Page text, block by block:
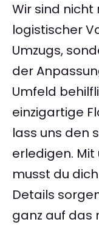
Wir sind nicht
logistischer
Umzugs,
der
Umfeld
einzigartige
lass uns den
erledigen.
musst du
Details
ganz auf das